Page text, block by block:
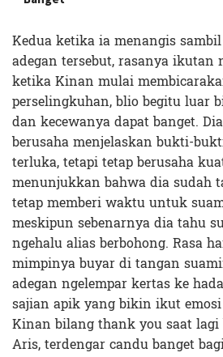
Kedua ketika ia menangis
adegan tersebut, rasanya ikutan
ketika Kinan mulai
perselingkuhan, blio begitu luar
dan kecewanya dapat banget.
berusaha menjelaskan bukti-
terluka, tetapi tetap berusaha
menunjukkan bahwa dia sudah
tetap memberi waktu untuk
meskipun sebenarnya dia tahu
ngehalu alias berbohong. Rasa
mimpinya buyar di tangan
adegan ngelempar kertas ke
sajian apik yang bikin ikut
Kinan bilang thank you saat lagi
Aris, terdengar candu banget